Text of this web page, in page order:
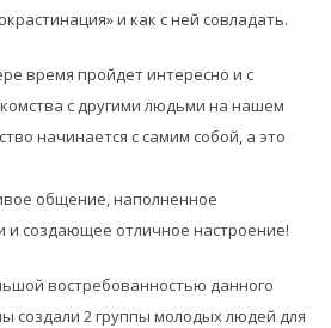
и как с ней совладать.
время пройдет интересно и с
с другими людьми на нашем
начинается с самим собой, а это
общение, наполненное
создающее отличное настроение!
востребованностью данного
создали 2 группы молодых людей для